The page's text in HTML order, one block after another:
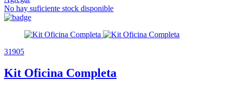
No hay suficiente stock disponible
31905
Kit Oficina Completa